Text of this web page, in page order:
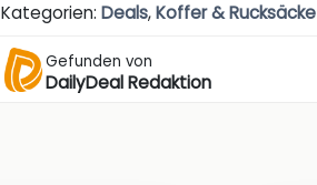
Kategorien:Deals,Koffer & Rucksäcke
Gefunden von
DailyDeal Redaktion